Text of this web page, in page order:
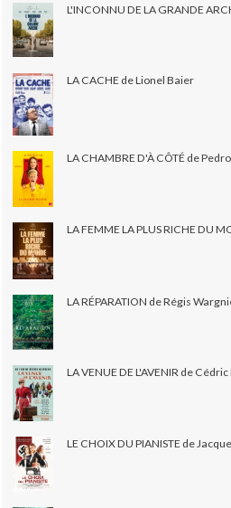
L'INCONNU DE LA GRANDE
LA CACHE de Lionel Baier
LA CHAMBRE D'À CÔTÉ de
LA FEMME LA PLUS RICHE DU
LA RÉPARATION de Régis
LA VENUE DE L'AVENIR de
LE CHOIX DU PIANISTE de